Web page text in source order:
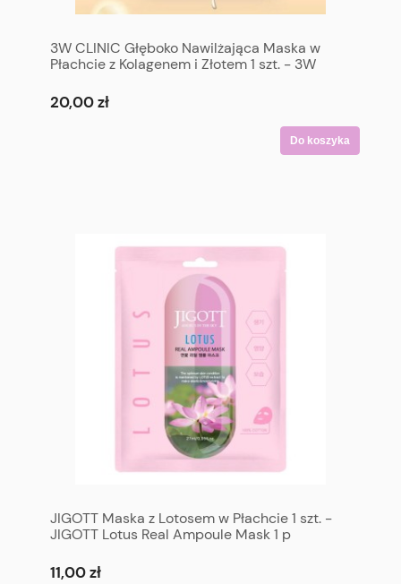
3W CLINIC Głęboko Nawilżająca Maska w
Płachcie z Kolagenem i Złotem 1 szt. - 3W
Hydrogel Facial Mask 1 p
20,00 zł
Do koszyka
JIGOTT Maska z Lotosem w Płachcie 1 szt. -
JIGOTT Lotus Real Ampoule Mask 1 p
11,00 zł